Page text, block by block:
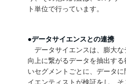
ト単位で行っています。
●データサイエンスとの連携
データサイエンスは、膨大
向上に繋がるデータを抽出す
いセグメントごとに、データ
イエンティストが検証をし、